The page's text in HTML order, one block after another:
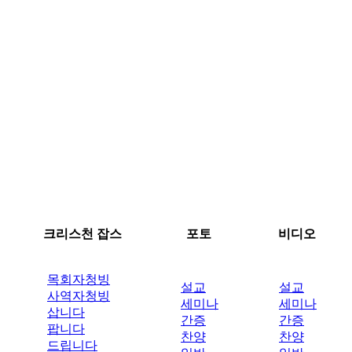
크리스천 잡스 포토 비디오
목회자청빙
사역자청빙
삽니다
팝니다
드립니다
설교
세미나
간증
찬양
설교
세미나
간증
찬양